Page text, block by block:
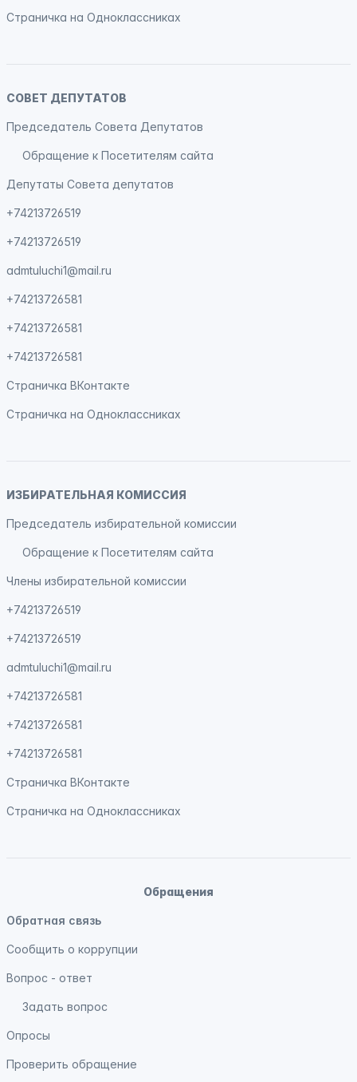
Страничка на Одноклассниках
СОВЕТ ДЕПУТАТОВ
Председатель Совета Депутатов
Обращение к Посетителям сайта
Депутаты Совета депутатов
+74213726519
+74213726519
admtuluchi1@mail.ru
+74213726581
+74213726581
+74213726581
Страничка ВКонтакте
Страничка на Одноклассниках
ИЗБИРАТЕЛЬНАЯ КОМИССИЯ
Председатель избирательной комиссии
Обращение к Посетителям сайта
Члены избирательной комиссии
+74213726519
+74213726519
admtuluchi1@mail.ru
+74213726581
+74213726581
+74213726581
Страничка ВКонтакте
Страничка на Одноклассниках
Обращения
Обратная связь
Сообщить о коррупции
Вопрос - ответ
Задать вопрос
Опросы
Проверить обращение